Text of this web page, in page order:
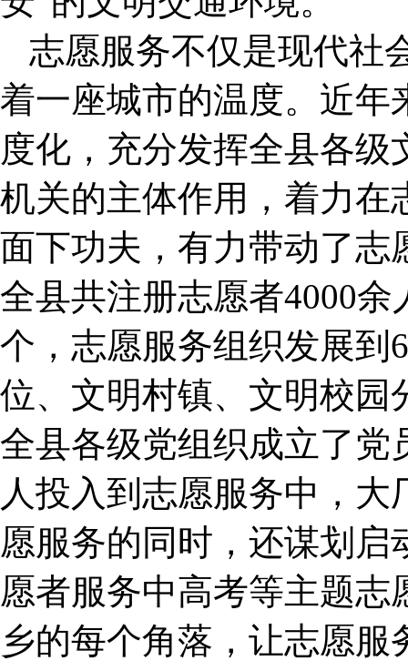
志愿服务不仅是现代社
着一座城市的温度。近年
度化，充分发挥全县各
机关的主体作用，着力在
面下功夫，有力带动了志
全县共注册志愿者4000
个，志愿服务组织发展到
位、文明村镇、文明校园
全县各级党组织成立了党
人投入到志愿服务中，
愿服务的同时，还谋划
愿者服务中高考等主题
乡的每个角落，让志愿服